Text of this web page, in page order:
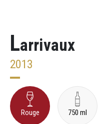
Larrivaux
2013
Rouge 750 ml